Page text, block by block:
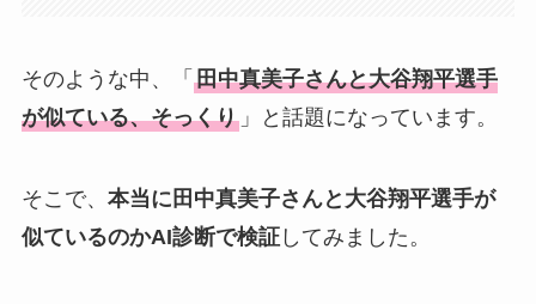
そのような中、「 田中真美子さんと大谷翔平選手
が似ている、そっくり」と話題になっています。
そこで、 本当に田中真美子さんと大谷翔平選手が
似ているのかAI診断で検証してみました。